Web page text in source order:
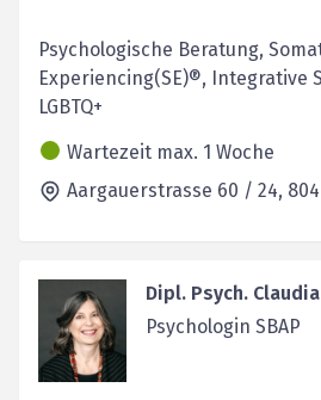
Psychologische Beratung,
Experiencing(SE)®, Integrative
LGBTQ+
Wartezeit max. 1 Woche
Aargauerstrasse 60 / 24,
Dipl. Psych.
Psychologin SBAP